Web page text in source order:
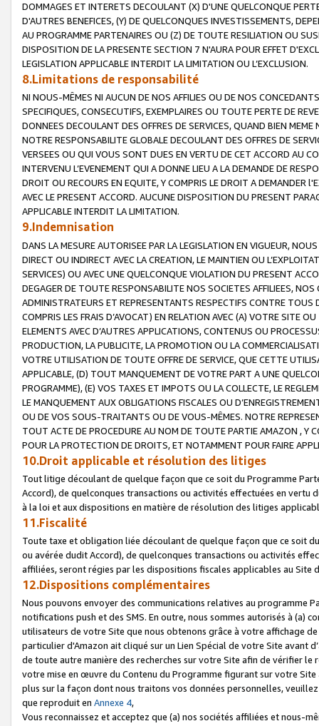
DOMMAGES ET INTERETS DECOULANT (X) D'UNE QUELCONQUE
D'AUTRES BENEFICES, (Y) DE QUELCONQUES INVESTISSEMENTS,
AU PROGRAMME PARTENAIRES OU (Z) DE TOUTE RESILIATION OU
DISPOSITION DE LA PRESENTE SECTION 7 N'AURA POUR EFFET
LEGISLATION APPLICABLE INTERDIT LA LIMITATION OU L’EXCLUSION.
8.Limitations de responsabilité
NI NOUS-MÊMES NI AUCUN DE NOS AFFILIES OU DE NOS
SPECIFIQUES, CONSECUTIFS, EXEMPLAIRES OU TOUTE PERTE DE
DONNEES DECOULANT DES OFFRES DE SERVICES, QUAND BIEN
NOTRE RESPONSABILITE GLOBALE DECOULANT DES OFFRES DE
VERSEES OU QUI VOUS SONT DUES EN VERTU DE CET ACCORD AU
INTERVENU L’EVENEMENT QUI A DONNE LIEU A LA DEMANDE DE
DROIT OU RECOURS EN EQUITE, Y COMPRIS LE DROIT A DEMANDER
AVEC LE PRESENT ACCORD. AUCUNE DISPOSITION DU PRESENT
APPLICABLE INTERDIT LA LIMITATION.
9.Indemnisation
DANS LA MESURE AUTORISEE PAR LA LEGISLATION EN VIGUEUR,
DIRECT OU INDIRECT AVEC LA CREATION, LE MAINTIEN OU
SERVICES) OU AVEC UNE QUELCONQUE VIOLATION DU PRESENT
DEGAGER DE TOUTE RESPONSABILITE NOS SOCIETES AFFILIEES,
ADMINISTRATEURS ET REPRESENTANTS RESPECTIFS CONTRE
COMPRIS LES FRAIS D’AVOCAT) EN RELATION AVEC (A) VOTRE SITE
ELEMENTS AVEC D’AUTRES APPLICATIONS, CONTENUS OU
PRODUCTION, LA PUBLICITE, LA PROMOTION OU LA
VOTRE UTILISATION DE TOUTE OFFRE DE SERVICE, QUE CETTE
APPLICABLE, (D) TOUT MANQUEMENT DE VOTRE PART A UNE
PROGRAMME), (E) VOS TAXES ET IMPOTS OU LA COLLECTE, LE
LE MANQUEMENT AUX OBLIGATIONS FISCALES OU
OU DE VOS SOUS-TRAITANTS OU DE VOUS-MÊMES. NOTRE
TOUT ACTE DE PROCEDURE AU NOM DE TOUTE PARTIE AMAZON , Y
POUR LA PROTECTION DE DROITS, ET NOTAMMENT POUR FAIRE
10.Droit applicable et résolution des litiges
Tout litige découlant de quelque façon que ce soit du Programme
Accord), de quelconques transactions ou activités effectuées en vertu
à la loi et aux dispositions en matière de résolution des litiges
11.Fiscalité
Toute taxe et obligation liée découlant de quelque façon que ce soit
ou avérée dudit Accord), de quelconques transactions ou activités
affiliées, seront régies par les dispositions fiscales applicables au Site
12.Dispositions complémentaires
Nous pouvons envoyer des communications relatives au programme
notifications push et des SMS. En outre, nous sommes autorisés à
utilisateurs de votre Site que nous obtenons grâce à votre affichage
particulier d'Amazon ait cliqué sur un Lien Spécial de votre Site avant
de toute autre manière des recherches sur votre Site afin de vérifier
votre mise en œuvre du Contenu du Programme figurant sur votre
plus sur la façon dont nous traitons vos données personnelles,
que reproduit en Annexe 4,
Vous reconnaissez et acceptez que (a) nos sociétés affiliées et nous-